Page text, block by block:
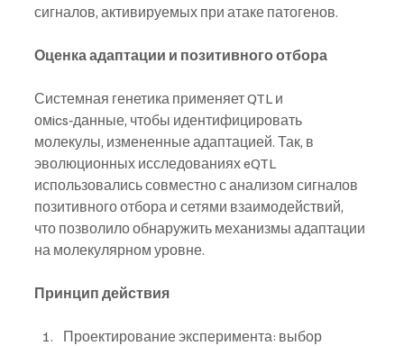
сигналов, активируемых при атаке патогенов.
Оценка адаптации и позитивного отбора
Системная генетика применяет QTL и
омics‑данные, чтобы идентифицировать
молекулы, измененные адаптацией. Так, в
эволюционных исследованиях eQTL
использовались совместно с анализом сигналов
позитивного отбора и сетями взаимодействий,
что позволило обнаружить механизмы адаптации
на молекулярном уровне.
Принцип действия
Проектирование эксперимента: выбор